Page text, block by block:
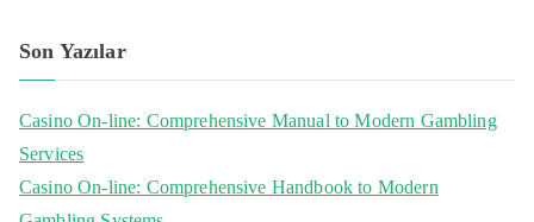
Son Yazılar
Casino On-line: Comprehensive Manual to Modern Gambling
Services
Casino On-line: Comprehensive Handbook to Modern